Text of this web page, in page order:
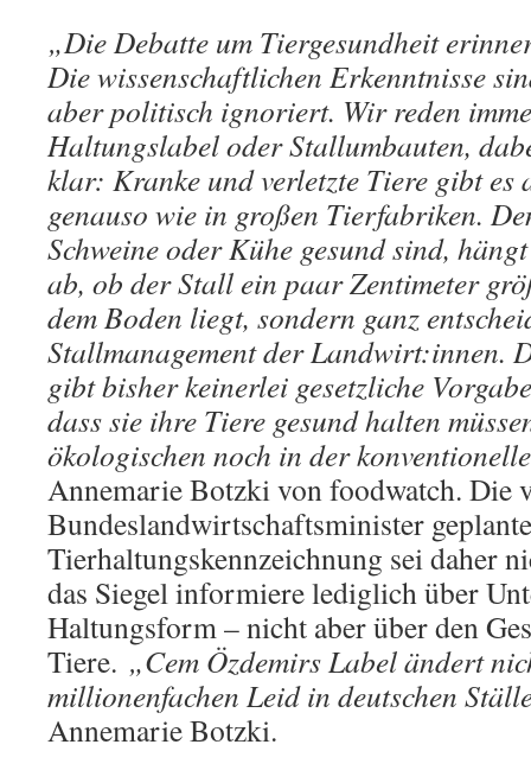
„Die Debatte um Tiergesundheit
Die wissenschaftlichen Erkenntnisse
aber politisch ignoriert. Wir reden
Haltungslabel oder Stallumbauten,
klar: Kranke und verletzte Tiere gibt es
genauso wie in großen Tierfabriken.
Schweine oder Kühe gesund sind,
ab, ob der Stall ein paar Zentimeter
dem Boden liegt, sondern ganz
Stallmanagement der Landwirt:innen.
gibt bisher keinerlei gesetzliche
dass sie ihre Tiere gesund halten
ökologischen noch in der
Annemarie Botzki von foodwatch. Die
Bundeslandwirtschaftsminister geplante
Tierhaltungskennzeichnung sei daher
das Siegel informiere lediglich über
Haltungsform – nicht aber über den
Tiere. „Cem Özdemirs Label ändert
millionenfachen Leid in deutschen
Annemarie Botzki.